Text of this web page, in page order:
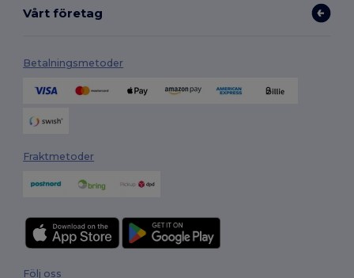
Vårt företag
Betalningsmetoder
Fraktmetoder
Följ oss